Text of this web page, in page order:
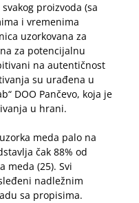
proizvoda (sa
i vremenima
uzorkovana za
za potencijalnu
na autentičnost
su urađena u
DOO Pančevo, koja je
u hrani.
meda palo na
čak 88% od
meda (25). Svi
nadležnim
sa propisima.